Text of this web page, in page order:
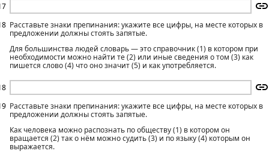
Расставьте знаки препинания: укажите все цифры, на месте которых в
предложении должны стоять запятые.
Для большинства людей словарь — это справочник (1) в котором при
необходимости можно найти те (2) или иные сведения о том (3) как
пишется слово (4) что оно значит (5) и как употребляется.
Расставьте знаки препинания: укажите все цифры, на месте которых в
предложении должны стоять запятые.
Как человека можно распознать по обществу (1) в котором он
вращается (2) так о нём можно судить (3) и по языку (4) которым он
выражается.